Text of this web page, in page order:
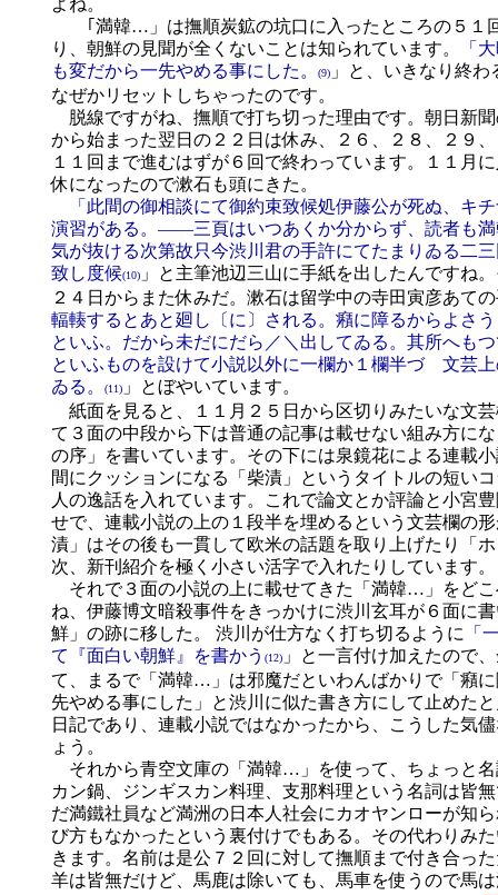
よね。
｢満韓…」は撫順炭鉱の坑口に入ったところの５１
り、朝鮮の見聞が全くないことは知られています。
「
も変だから一先やめる事にした。
(9) 」と、いきなり終
なぜかリセットしちゃったのです。
脱線ですがね、撫順で打ち切った理由です。朝日新
から始まった翌日の２２日は休み、２６、２８、２９
１１回まで進むはずが６回で終わっています。１１月
休になったので漱石も頭にきた。
「此間の御相談にて御約束致候処伊藤公が死ぬ、キ
演習がある。――三頁はいつあくか分からず、読者も
気が抜ける次第故只今渋川君の手許にてたまりゐる二
致し度候(10) 」と主筆池辺三山に手紙を出したんですね
２４日からまた休みだ。漱石は留学中の寺田寅彦あて
輻輳するとあと廻し〔に〕される。癪に障るからよさ
といふ。だから未だにだら／＼出してゐる。其所へも
といふものを設けて小説以外に一欄か１欄半づゝ文芸
ゐる。
(11) 」とぼやいています。
紙面を見ると、１１月２５日から区切りみたいな文
て３面の中段から下は普通の記事は載せない組み方に
の序」を書いています。その下には泉鏡花による連載
間にクッションになる「柴漬」というタイトルの短い
人の逸話を入れています。これで論文とか評論と小宮
せで、連載小説の上の１段半を埋めるという文芸欄の
漬」はその後も一貫して欧米の話題を取り上げたり「
次、新刊紹介を極く小さい活字で入れたりしています。
それで３面の小説の上に載せてきた「満韓…」をど
ね、伊藤博文暗殺事件をきっかけに渋川玄耳が６面に
鮮」の跡に移した。 渋川が仕方なく打ち切るように
「
て『面白い朝鮮』を書かう (12) 」と一言付け加えたので
て、まるで「満韓…」は邪魔だといわんばかりで「癪
先やめる事にした」と渋川に似た書き方にして止めた
日記であり、連載小説ではなかったから、こうした気
ょう。
それから青空文庫の「満韓…」を使って、ちょっと
カン鍋、ジンギスカン料理、支那料理という名詞は皆
だ満鐵社員など満洲の日本人社会にカオヤンローが知
び方もなかったという裏付けでもある。その代わりみ
きます。名前は是公７２回に対して撫順まで付き合っ
羊は皆無だけど、馬鹿は除いても、馬車を使うので馬